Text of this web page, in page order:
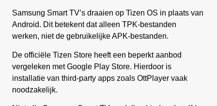
Samsung Smart TV’s draaien op Tizen OS in plaats van
Android. Dit betekent dat alleen TPK-bestanden
werken, niet de gebruikelijke APK-bestanden.
De officiële Tizen Store heeft een beperkt aanbod
vergeleken met Google Play Store. Hierdoor is
installatie van third-party apps zoals OttPlayer vaak
noodzakelijk.